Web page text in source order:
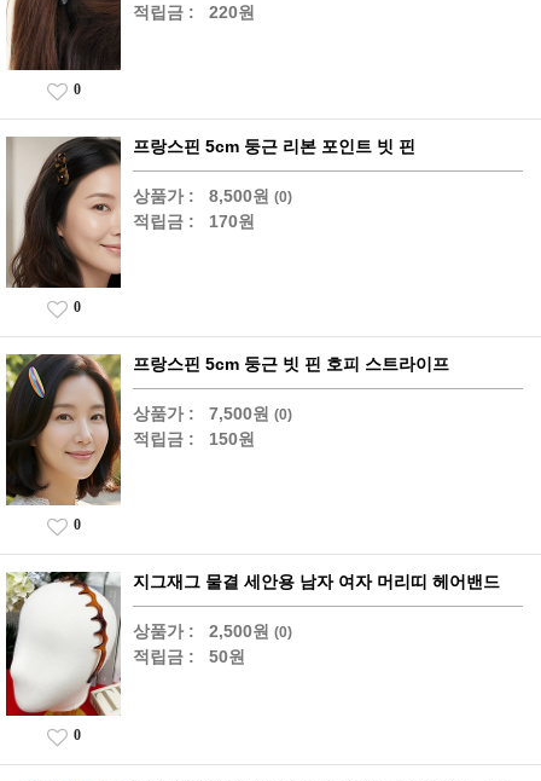
적립금 : 220원
0
프랑스핀 5cm 둥근 리본 포인트 빗 핀
상품가 : 8,500원 (0)
적립금 : 170원
0
프랑스핀 5cm 둥근 빗 핀 호피 스트라이프
상품가 : 7,500원 (0)
적립금 : 150원
0
지그재그 물결 세안용 남자 여자 머리띠 헤어밴드
상품가 : 2,500원 (0)
적립금 : 50원
0